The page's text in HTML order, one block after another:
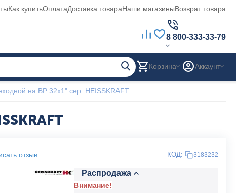
Как купитьОплатаДоставка товараНаши магазиныВозврат товара
8 800-333-33-79
Корзина Аккаунт
на ВР 32x1" сер. HEISSKRAFT
отзыв КОД: 3183232
Распродажа
Внимание!